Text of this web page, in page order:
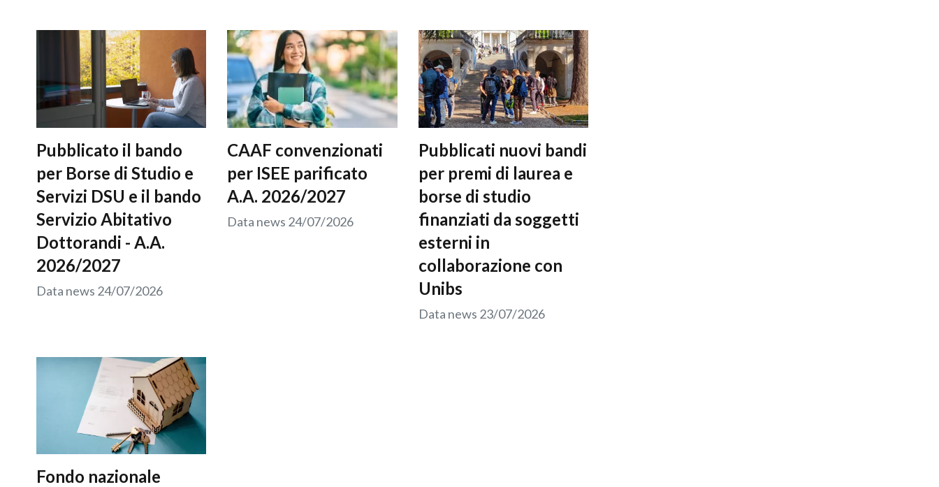
Pubblicato il bando
per Borse di Studio e
Servizi DSU e il bando
Servizio Abitativo
Dottorandi - A.A.
2026/2027
Data news 24/07/2026
CAAF convenzionati
per ISEE parificato
A.A. 2026/2027
Data news 24/07/2026
Pubblicati nuovi bandi
per premi di laurea e
borse di studio
finanziati da soggetti
esterni in
collaborazione con
Unibs
Data news 23/07/2026
Fondo nazionale